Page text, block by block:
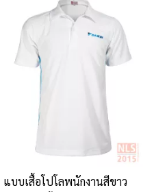
แบบเสื้อโปโลพนักงานสีขาว